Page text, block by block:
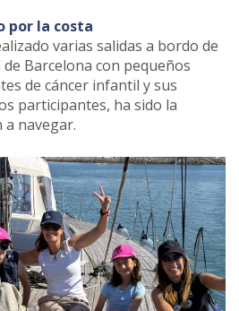
por la costa
varias salidas a bordo de
Barcelona con pequeños
de cáncer infantil y sus
participantes, ha sido la
a navegar.